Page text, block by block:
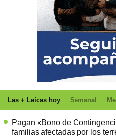
Las + Leídas hoy Semanal
Pagan «Bono de
familias afectadas por los